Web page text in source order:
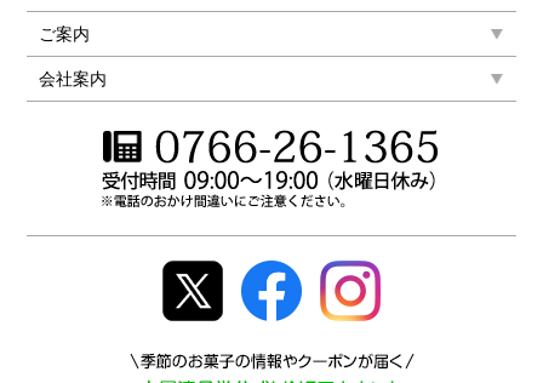
ご案内
会社案内